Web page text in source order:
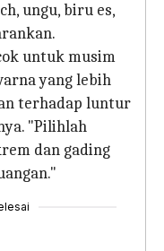
ungu, biru es,
untuk musim
yang lebih
terhadap luntur
"Pilihlah
dan gading